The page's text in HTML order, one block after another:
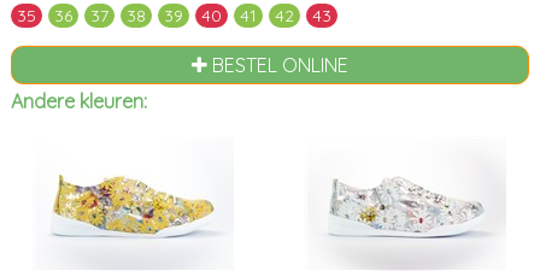
35 36 37 38 39 40 41 42 43
BESTEL ONLINE
Andere kleuren: